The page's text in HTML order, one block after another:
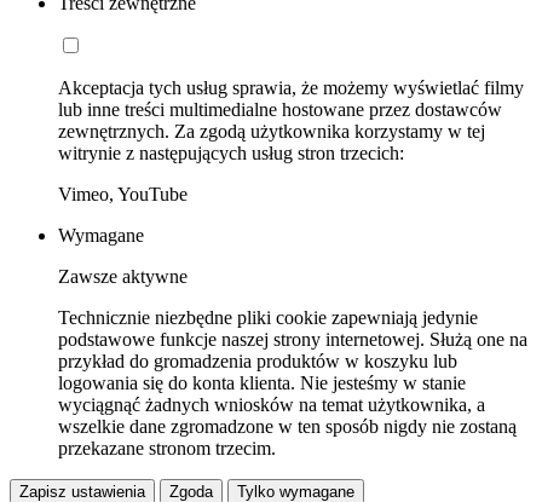
Akceptacja tych usług sprawia, że możemy wyświetlać filmy
lub inne treści multimedialne hostowane przez dostawców
zewnętrznych. Za zgodą użytkownika korzystamy w tej
witrynie z następujących usług stron trzecich:
Vimeo, YouTube
Wymagane
Zawsze aktywne
Technicznie niezbędne pliki cookie zapewniają jedynie
podstawowe funkcje naszej strony internetowej. Służą one na
przykład do gromadzenia produktów w koszyku lub
logowania się do konta klienta. Nie jesteśmy w stanie
wyciągnąć żadnych wniosków na temat użytkownika, a
wszelkie dane zgromadzone w ten sposób nigdy nie zostaną
przekazane stronom trzecim.
Zapisz ustawienia Zgoda Tylko wymagane